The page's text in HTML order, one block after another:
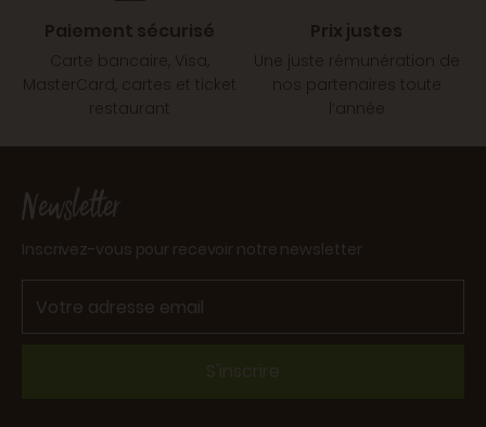
Paiement sécurisé
Carte bancaire, Visa,
MasterCard, cartes et ticket
restaurant
Prix justes
Une juste rémunération de
nos partenaires toute
l’année
Newsletter
Inscrivez-vous pour recevoir notre newsletter
S'inscrire